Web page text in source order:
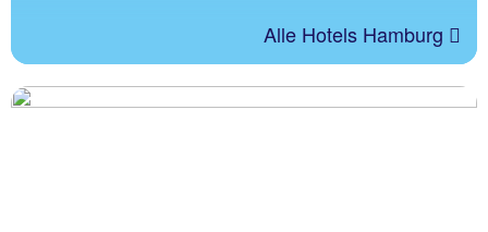
Alle Hotels Hamburg